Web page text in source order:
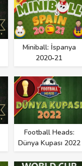
Miniball: İspanya
2020‑21
Football Heads:
Dünya Kupası 2022